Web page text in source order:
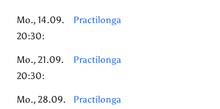
Mo., 14.09.
20:30:
Practilonga
Mo., 21.09.
20:30:
Practilonga
Mo., 28.09.
Practilonga